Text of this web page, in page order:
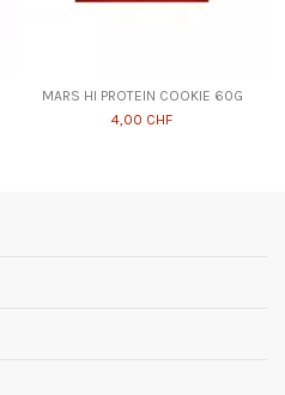
MARS HI PROTEIN COOKIE 60G
4,00 CHF